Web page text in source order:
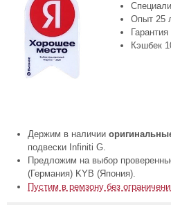
Опыт 25
Кэшбек
Держим в наличии
подвески Infiniti G.
Предложим на выбор
(Германия) KYB (Япония).
Пустим в ремзону без